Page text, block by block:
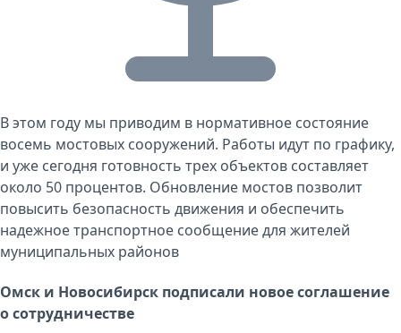
В этом году мы приводим в нормативное состояние
восемь мостовых сооружений. Работы идут по графику,
и уже сегодня готовность трех объектов составляет
около 50 процентов. Обновление мостов позволит
повысить безопасность движения и обеспечить
надежное транспортное сообщение для жителей
муниципальных районов
Омск и Новосибирск подписали новое соглашение
о сотрудничестве